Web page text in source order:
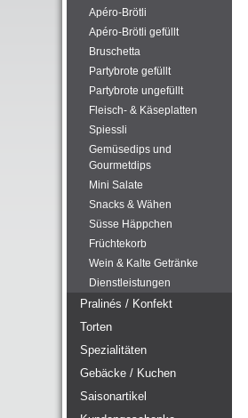
Apéro-Brötli
Apéro-Brötli gefüllt
Bruschetta
Partybrote gefüllt
Partybrote ungefüllt
Fleisch- & Käseplatten
Spiessli
Gemüsedips und
Gourmetdips
Mini Salate
Snacks & Wähen
Süsse Häppchen
Früchtekorb
Wein & Kalte Getränke
Dienstleistungen
Pralinés / Konfekt
Torten
Spezialitäten
Gebäcke / Kuchen
Saisonartikel